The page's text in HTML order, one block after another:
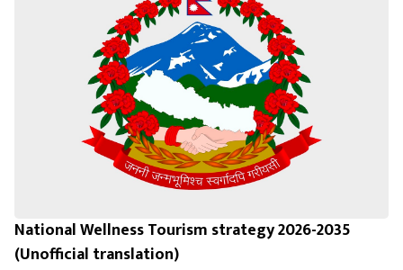
National Wellness Tourism strategy 2026-2035
(Unofficial translation)